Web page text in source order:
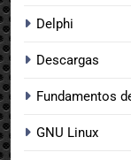
Delphi
Descargas
Fundamentos
GNU Linux